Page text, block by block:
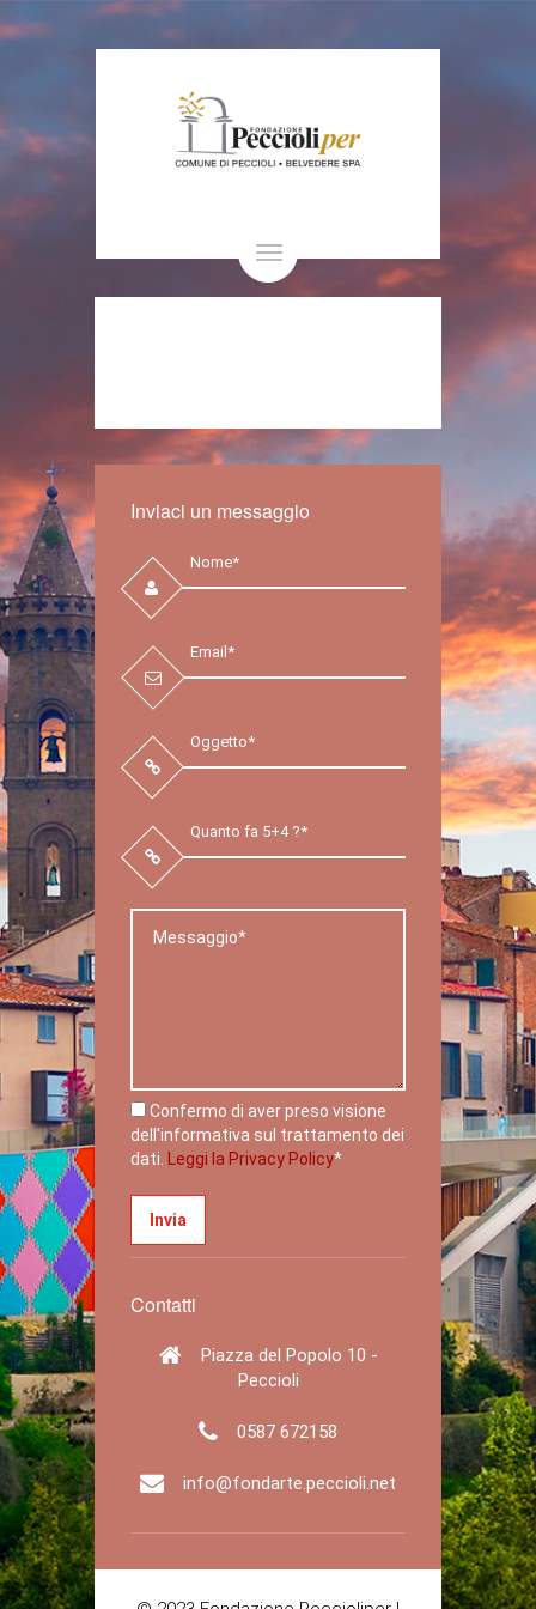
Toggle
navigation
Inviaci un messaggio
Confermo di aver preso visione
dell'informativa sul trattamento dei
dati.
Leggi la Privacy Policy*
Contatti
Piazza del Popolo 10 -
Peccioli
0587 672158
info@fondarte.peccioli.net